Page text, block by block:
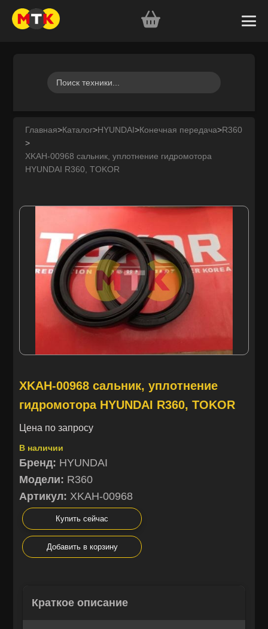
нам!
Корзина
Главная>Каталог>HYUNDAI>Конечная передача>R360
>
XKAH-00968 сальник, уплотнение гидромотора
HYUNDAI R360, TOKOR
XKAH-00968 сальник, уплотнение
гидромотора HYUNDAI R360, TOKOR
Цена по запросу
В наличии
Бренд: HYUNDAI
Модели: R360
Артикул: XKAH-00968
Купить сейчас
Добавить в корзину
Краткое описание